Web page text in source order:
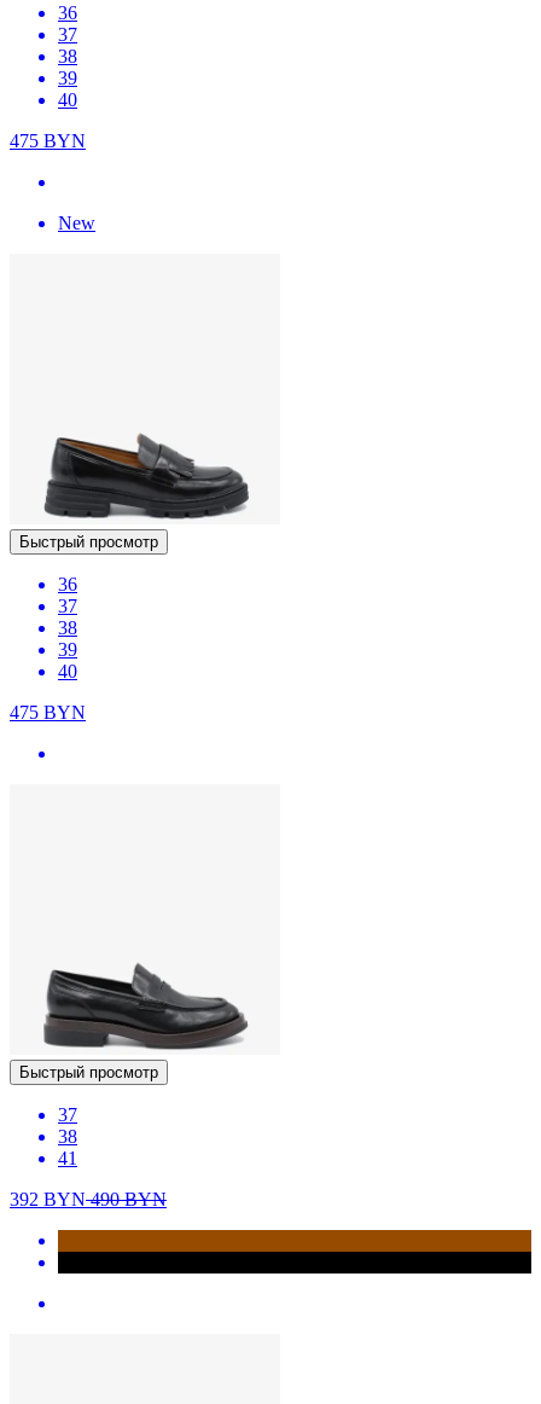
36
37
38
39
40
475 BYN
New
Быстрый просмотр
36
37
38
39
40
475 BYN
Быстрый просмотр
37
38
41
392 BYN490BYN